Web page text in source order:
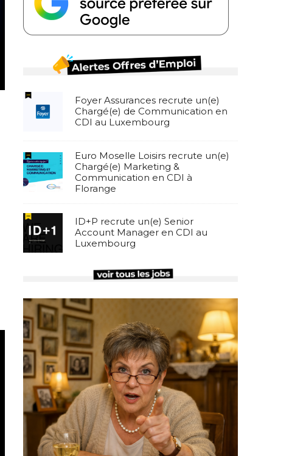
Foyer Assurances recrute un(e)
Chargé(e) de Communication en
CDI au Luxembourg
Euro Moselle Loisirs recrute un(e)
Chargé(e) Marketing &
Communication en CDI à
Florange
ID+P recrute un(e) Senior
Account Manager en CDI au
Luxembourg